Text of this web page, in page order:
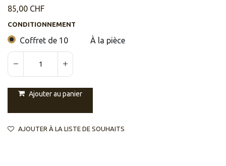
85,00 CHF
CONDITIONNEMENT
Coffret de 10 À la pièce
Ajouter au panier
AJOUTER À LA LISTE DE SOUHAITS